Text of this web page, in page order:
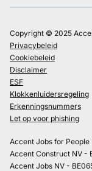
Copyright © 2025
Privacybeleid
Cookiebeleid
Disclaimer
ESF
Klokkenluidersregeling
Erkenningsnummers
Let op voor phishing
Accent Jobs for
Accent Construct NV -
Accent Jobs NV -